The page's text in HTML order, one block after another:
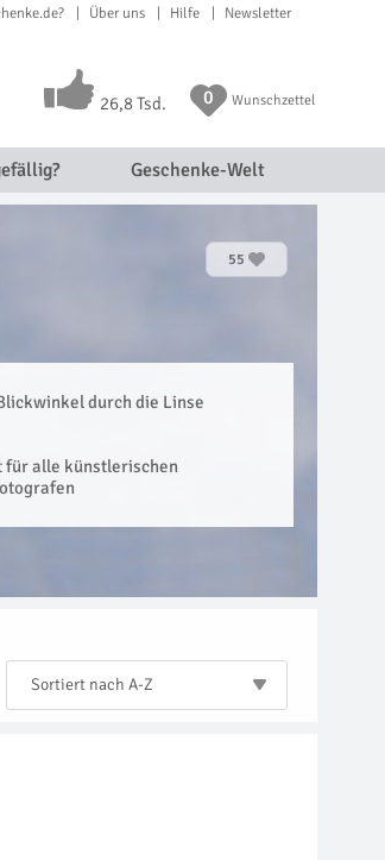
Über uns Hilfe Newsletter
26,8 Tsd. 0 Wunschzettel
Geschenke-Welt
55
durch die Linse
für alle künstlerischen
Sortiert nach A-Z